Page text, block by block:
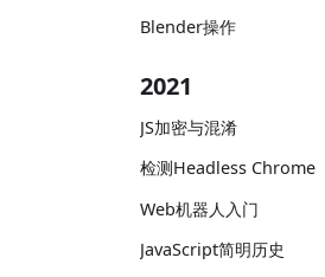
Blender操作
2021
JS加密与混淆
检测Headless Chrome
Web机器人入门
JavaScript简明历史